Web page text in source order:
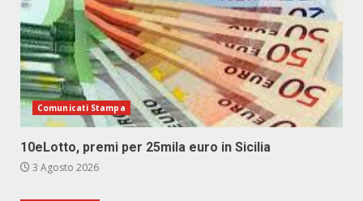
Comunicati Stampa
10eLotto, premi per 25mila euro in Sicilia
3 Agosto 2026